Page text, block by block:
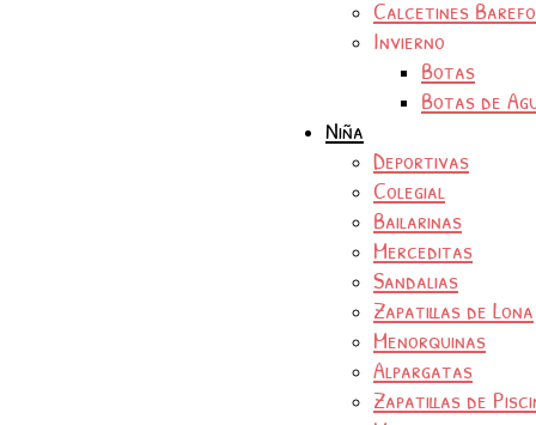
Calcetines
Invierno
Botas
Botas de
Niña
Deportivas
Colegial
Bailarinas
Merceditas
Sandalias
Zapatillas de Lona
Menorquinas
Alpargatas
Zapatillas de